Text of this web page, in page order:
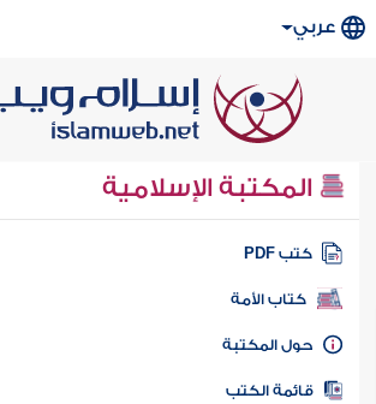
عربي
المكتبة الإسلامية
كتب PDF
كتاب الأمة
المكتبة